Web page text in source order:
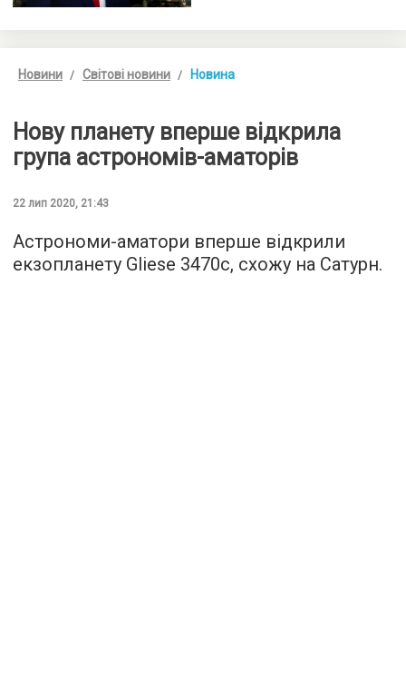
Новини Світові новини Новина
Нову планету вперше відкрила
група астрономів-аматорів
22 лип 2020, 21:43
Астрономи-аматори вперше відкрили
екзопланету Gliese 3470с, схожу на Сатурн.